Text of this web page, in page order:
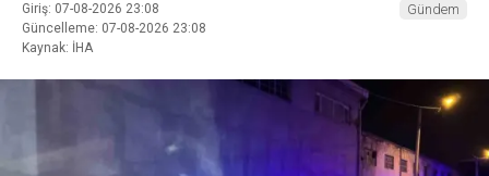
Giriş: 07-08-2026 23:08
Güncelleme: 07-08-2026 23:08
Kaynak: İHA
Gündem